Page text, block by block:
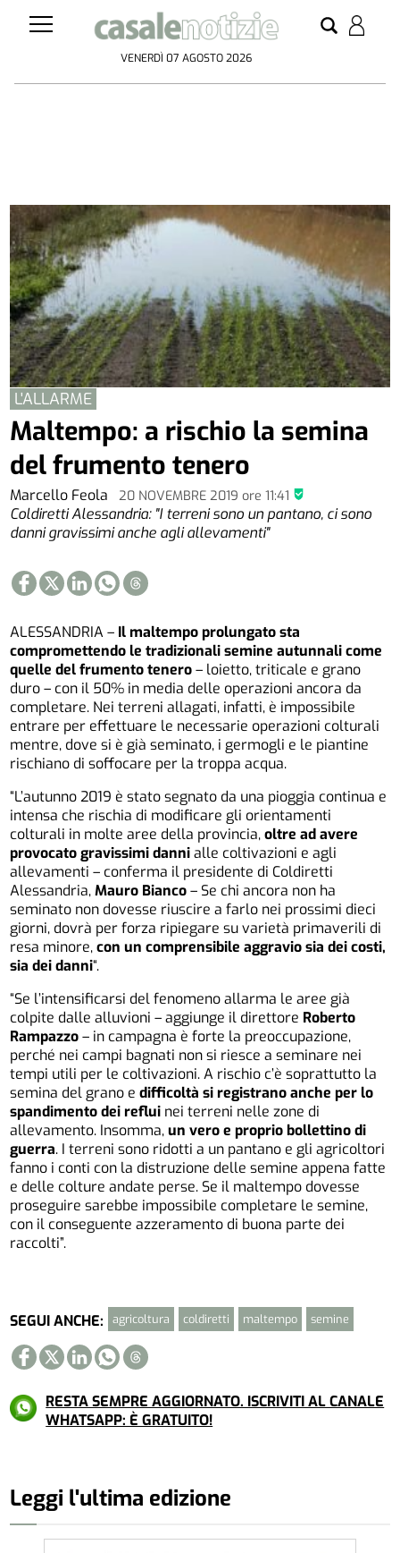
VENERDÌ 07 AGOSTO 2026
Marcello Feola 20 NOVEMBRE 2019ore 11:41
L'ALLARME
Maltempo: a rischio la semina
del frumento tenero
Coldiretti Alessandria: "I terreni sono un pantano, ci sono
danni gravissimi anche agli allevamenti"
ALESSANDRIA – Il maltempo prolungato sta
compromettendo le tradizionali semine autunnali come
quelle del frumento tenero– loietto, triticale e grano
duro – con il 50% in media delle operazioni ancora da
completare. Nei terreni allagati, infatti, è impossibile
entrare per effettuare le necessarie operazioni colturali
mentre, dove si è già seminato, i germogli e le piantine
rischiano di soffocare per la troppa acqua.
“L’autunno 2019 è stato segnato da una pioggia continua e
intensa che rischia di modificare gli orientamenti
colturali in molte aree della provincia,oltre ad avere
provocato gravissimi dannialle coltivazioni e agli
allevamenti – conferma il presidente di Coldiretti
Alessandria,Mauro Bianco– Se chi ancora non ha
seminato non dovesse riuscire a farlo nei prossimi dieci
giorni, dovrà per forza ripiegare su varietà primaverili di
resa minore,con un comprensibile aggravio sia dei costi,
sia dei danni“.
“Se l’intensificarsi del fenomeno allarma le aree già
colpite dalle alluvioni – aggiunge il direttore Roberto
Rampazzo– in campagna è forte la preoccupazione,
perché nei campi bagnati non si riesce a seminare nei
tempi utili per le coltivazioni. A rischio c’è soprattutto la
semina del grano edifficoltà si registrano anche per lo
spandimento dei reflui nei terreni nelle zone di
allevamento. Insomma,un vero e proprio bollettino di
guerra. I terreni sono ridotti a un pantano e gli agricoltori
fanno i conti con la distruzione delle semine appena fatte
e delle colture andate perse. Se il maltempo dovesse
proseguire sarebbe impossibile completare le semine,
con il conseguente azzeramento di buona parte dei
raccolti”.
SEGUI ANCHE: agricoltura coldiretti maltempo semine
RESTA SEMPRE AGGIORNATO. ISCRIVITI AL CANALE
WHATSAPP: È GRATUITO!
Leggi l'ultima edizione